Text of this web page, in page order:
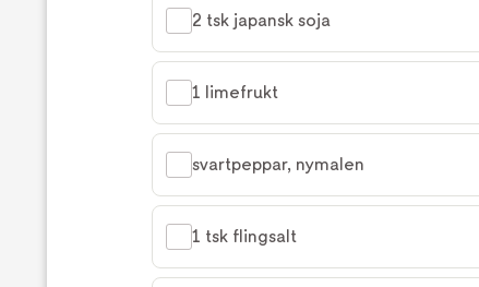
2 tsk japansk soja
1 limefrukt
svartpeppar, nymalen
1 tsk flingsalt